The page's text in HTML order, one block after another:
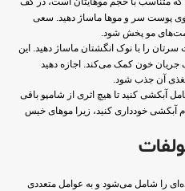
پوست سر و موها ماساژ دهید. سعی
مو پخش شود.
را با نوک انگشتان ماساژ دهید. این
خون کمک می‌کند. اجازه دهید
مغذی آن جذب شود.
آبکشی کنید تا هیچ اثری از شامپو باقی
آبکشی خودداری کنید، زیرا موهای خیس
را شامل می‌شود و به عوامل متعددی